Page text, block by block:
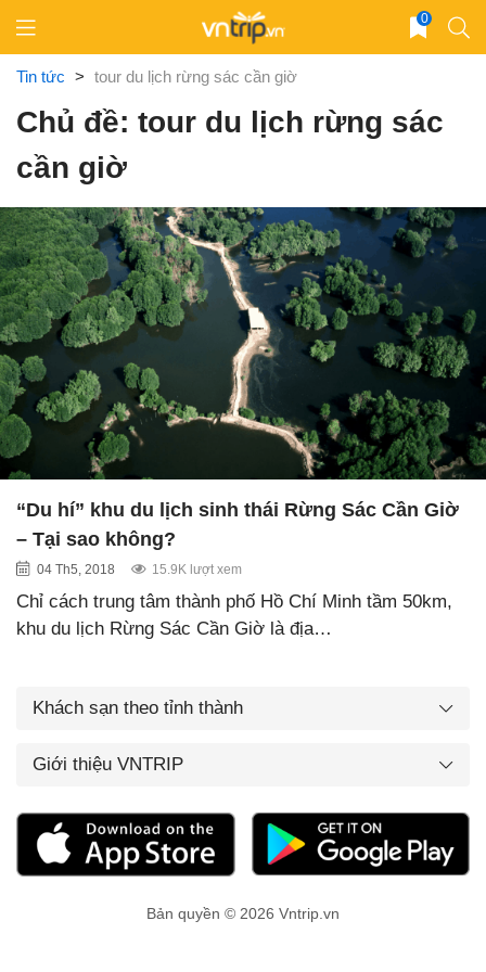
content
0
Tin tức > tour du lịch rừng sác cần giờ
Chủ đề: tour du lịch rừng sác
cần giờ
“Du hí” khu du lịch sinh thái Rừng Sác Cần Giờ
– Tại sao không?
04 Th5, 2018 15.9K lượt xem
Chỉ cách trung tâm thành phố Hồ Chí Minh tầm 50km,
khu du lịch Rừng Sác Cần Giờ là địa…
Khách sạn theo tỉnh thành
Giới thiệu VNTRIP
Bản quyền © 2026 Vntrip.vn